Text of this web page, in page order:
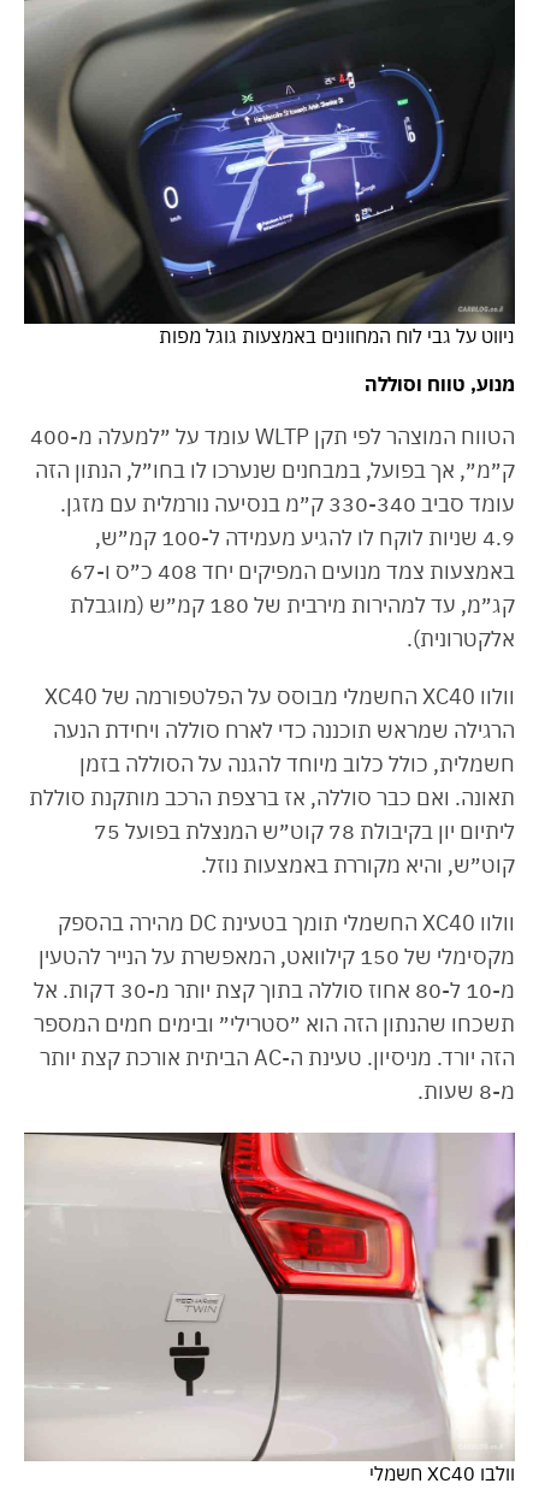
ניווט על גבי לוח המחוונים באמצעות גוגל מפות
מנוע, טווח וסוללה
הטווח המוצהר לפי תקן WLTP עומד על ״למעלה מ-400
ק״מ״, אך בפועל, במבחנים שנערכו לו בחו״ל, הנתון הזה
עומד סביב 330-340 ק״מ בנסיעה נורמלית עם מזגן.
4.9 שניות לוקח לו להגיע מעמידה ל-100 קמ״ש,
באמצעות צמד מנועים המפיקים יחד 408 כ״ס ו-67
קג״מ, עד למהירות מירבית של 180 קמ״ש (מוגבלת
אלקטרונית).
וולוו XC40 החשמלי מבוסס על הפלטפורמה של XC40
הרגילה שמראש תוכננה כדי לארח סוללה ויחידת הנעה
חשמלית, כולל כלוב מיוחד להגנה על הסוללה בזמן
תאונה. ואם כבר סוללה, אז ברצפת הרכב מותקנת סוללת
ליתיום יון בקיבולת 78 קוט״ש המנצלת בפועל 75
קוט״ש, והיא מקוררת באמצעות נוזל.
וולוו XC40 החשמלי תומך בטעינת DC מהירה בהספק
מקסימלי של 150 קילוואט, המאפשרת על הנייר להטעין
מ-10 ל-80 אחוז סוללה בתוך קצת יותר מ-30 דקות. אל
תשכחו שהנתון הזה הוא ״סטרילי״ ובימים חמים המספר
הזה יורד. מניסיון. טעינת ה-AC הביתית אורכת קצת יותר
מ-8 שעות.
וולבו XC40 חשמלי